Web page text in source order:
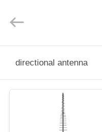
उत्पादों
module.
directional antenna